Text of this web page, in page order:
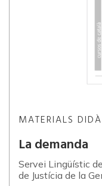
MATERIALS
La demanda
Servei Lingüístic
de Justícia de la